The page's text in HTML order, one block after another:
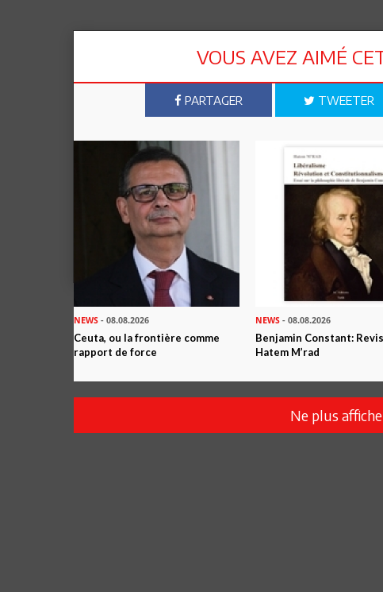
VOUS AVEZ AIMÉ
PARTAGER TWEETER
NEWS - 08.08.2026
Ceuta, ou la frontière comme
rapport de force
NEWS - 08.08.2026
Benjamin Constant:
Hatem M’rad
Ne plus